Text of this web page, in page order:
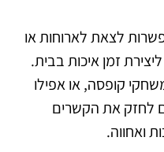
לצאת לארוחות או
זמן איכות בבית.
קופסה, או אפילו
לחזק את הקשרים
ואחווה.